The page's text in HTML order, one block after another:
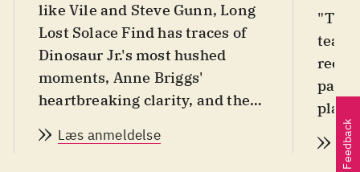
like Vile and Steve Gunn, Long
Lost Solace Find has traces of
Dinosaur Jr.'s most hushed
moments, Anne Briggs'
heartbreaking clarity, and the
artists like Karen Dalton or
Læs anmeldelse
"The
Feedback